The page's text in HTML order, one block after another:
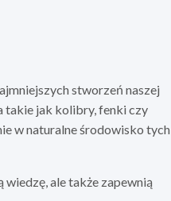
stworzeń naszej
takie jak kolibry, fenki czy
w naturalne środowisko tych
ale także zapewnią